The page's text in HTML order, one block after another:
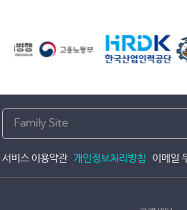
서비스 이용약관 개인정보처리방침 이메일
Family Site